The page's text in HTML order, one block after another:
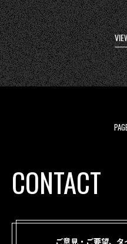
CONTACT
ご意見・ご要望、